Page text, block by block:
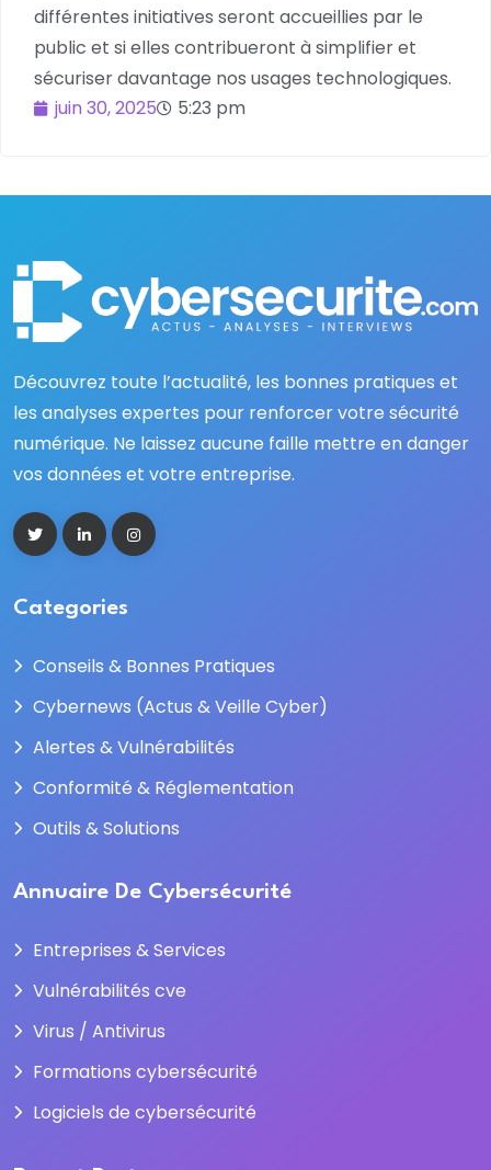
différentes initiatives seront accueillies par le
public et si elles contribueront à simplifier et
sécuriser davantage nos usages technologiques.
juin 30, 2025
5:23 pm
Découvrez toute l’actualité, les bonnes pratiques et
les analyses expertes pour renforcer votre sécurité
numérique. Ne laissez aucune faille mettre en danger
vos données et votre entreprise.
Categories
Conseils & Bonnes Pratiques
Cybernews (Actus & Veille Cyber)
Alertes & Vulnérabilités
Conformité & Réglementation
Outils & Solutions
Annuaire De Cybersécurité
Entreprises & Services
Vulnérabilités cve
Virus / Antivirus
Formations cybersécurité
Logiciels de cybersécurité